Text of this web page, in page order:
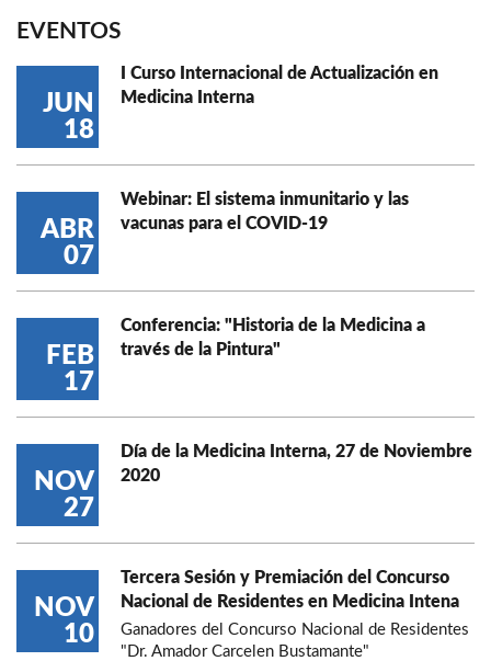
EVENTOS
JUN
18
I Curso Internacional de Actualización en
Medicina Interna
ABR
07
Webinar: El sistema inmunitario y las
vacunas para el COVID-19
FEB
17
Conferencia: "Historia de la Medicina a
través de la Pintura"
NOV
27
Día de la Medicina Interna, 27 de Noviembre
2020
NOV
10
Tercera Sesión y Premiación del Concurso
Nacional de Residentes en Medicina Intena
Ganadores del Concurso Nacional de Residentes
"Dr. Amador Carcelen Bustamante"